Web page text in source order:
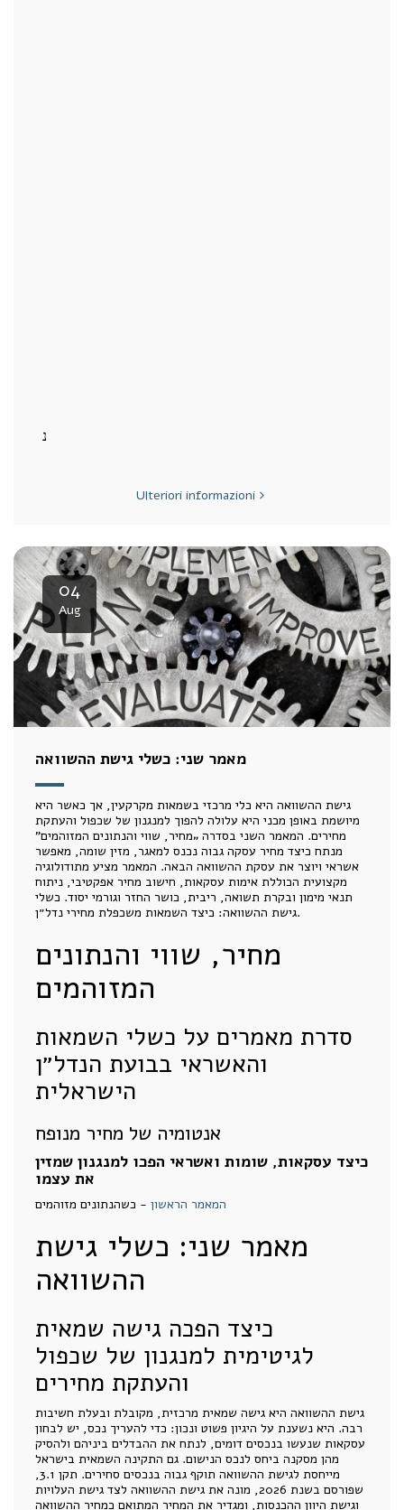
Ulteriori informazioni
04
Aug
מאמר שני: כשלי גישת ההשוואה
גישת ההשוואה היא כלי מרכזי בשמאות מקרקעין, אך כאשר היא
מיושמת באופן מכני היא עלולה להפוך למנגנון של שכפול והעתקת
מחירים. המאמר השני בסדרה „מחיר, שווי והנתונים המזוהמים”
מנתח כיצד מחיר עסקה גבוה נכנס למאגר, מזין שומה, מאפשר
אשראי ויוצר את עסקת ההשוואה הבאה. המאמר מציע מתודולוגיה
מקצועית הכוללת אימות עסקאות, חישוב מחיר אפקטיבי, ניתוח
תנאי מימון ובקרת תשואה, ריבית, כושר החזר וגורמי יסוד. כשלי
גישת ההשוואה: כיצד השמאות משכפלת מחירי נדל״ן.
מחיר, שווי והנתונים
המזוהמים
סדרת מאמרים על כשלי השמאות
והאשראי בבועת הנדל״ן
הישראלית
אנטומיה של מחיר מנופח
כיצד עסקאות, שומות ואשראי הפכו למנגנון שמזין
את עצמו
המאמר הראשון - כשהנתונים מזוהמים
מאמר שני: כשלי גישת
ההשוואה
כיצד הפכה גישה שמאית
לגיטימית למנגנון של שכפול
והעתקת מחירים
גישת ההשוואה היא גישה שמאית מרכזית, מקובלת ובעלת חשיבות
רבה. היא נשענת על היגיון פשוט ונכון: כדי להעריך נכס, יש לבחון
עסקאות שנעשו בנכסים דומים, לנתח את ההבדלים ביניהם ולהסיק
מהן מסקנה ביחס לנכס הנישום. גם התקינה השמאית בישראל
מייחסת לגישת ההשוואה תוקף גבוה בנכסים סחירים. תקן 3.1,
שפורסם בשנת 2026, מונה את גישת ההשוואה לצד גישת העלויות
וגישת היוון ההכנסות, ומגדיר את המחיר המתואם כמחיר ההשוואה